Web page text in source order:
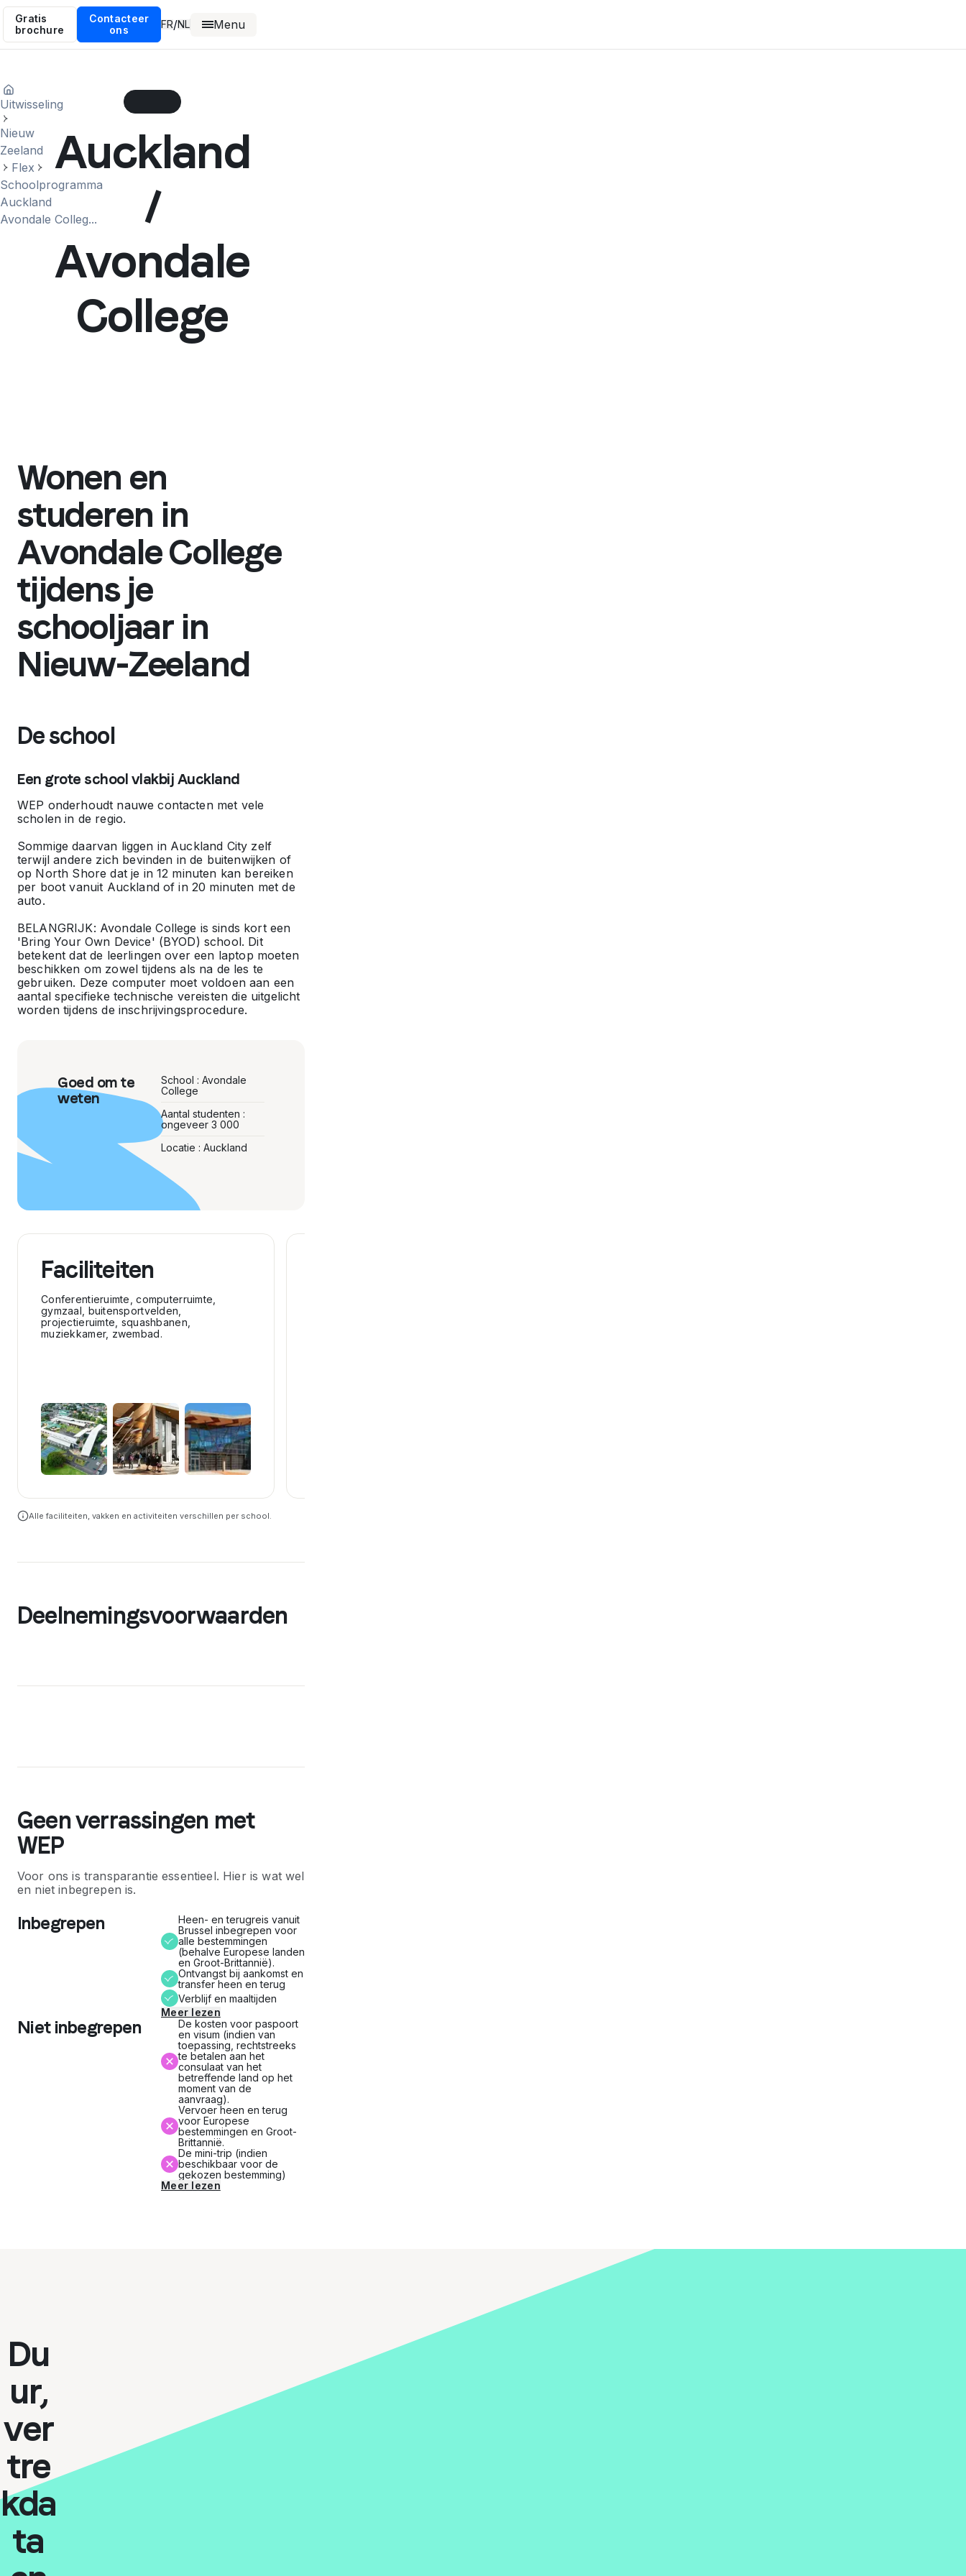
Gratis
brochure
Contacteer
ons
FR/NL Menu
Uitwisseling
Nieuw
Zeeland
Flex
Schoolprogramma
Auckland
Avondale Colleg...
Auckland
/
Avondale
College
Wonen en
studeren in
Avondale College
tijdens je
schooljaar in
Nieuw-Zeeland
De school
Een grote school vlakbij Auckland
WEP onderhoudt nauwe contacten met vele
scholen in de regio.
Sommige daarvan liggen in Auckland City zelf
terwijl andere zich bevinden in de buitenwijken of
op North Shore dat je in 12 minuten kan bereiken
per boot vanuit Auckland of in 20 minuten met de
auto.
BELANGRIJK: Avondale College is sinds kort een
'Bring Your Own Device' (BYOD) school. Dit
betekent dat de leerlingen over een laptop moeten
beschikken om zowel tijdens als na de les te
gebruiken. Deze computer moet voldoen aan een
aantal specifieke technische vereisten die uitgelicht
worden tijdens de inschrijvingsprocedure.
Goed om te
weten
School : Avondale
College
Aantal studenten :
ongeveer 3 000
Locatie : Auckland
Faciliteiten
Conferentieruimte, computerruimte,
gymzaal, buitensportvelden,
projectieruimte, squashbanen,
muziekkamer, zwembad.
Alle faciliteiten, vakken en activiteiten verschillen per school.
Deelnemingsvoorwaarden
Geen verrassingen met
WEP
Voor ons is transparantie essentieel. Hier is wat wel
en niet inbegrepen is.
Inbegrepen
Heen- en terugreis vanuit
Brussel inbegrepen voor
alle bestemmingen
(behalve Europese landen
en Groot-Brittannië).
Ontvangst bij aankomst en
transfer heen en terug
Verblijf en maaltijden
Meer lezen
Niet inbegrepen
De kosten voor paspoort
en visum (indien van
toepassing, rechtstreeks
te betalen aan het
consulaat van het
betreffende land op het
moment van de
aanvraag).
Vervoer heen en terug
voor Europese
bestemmingen en Groot-
Brittannië.
De mini-trip (indien
beschikbaar voor de
gekozen bestemming)
Meer lezen
Du
ur,
ver
tre
kda
ta